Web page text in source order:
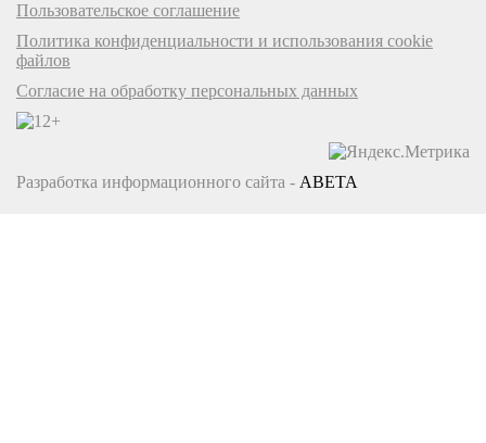
Пользовательское соглашение
Политика конфиденциальности и использования cookie
файлов
Согласие на обработку персональных данных
Разработка информационного сайта - ABETA